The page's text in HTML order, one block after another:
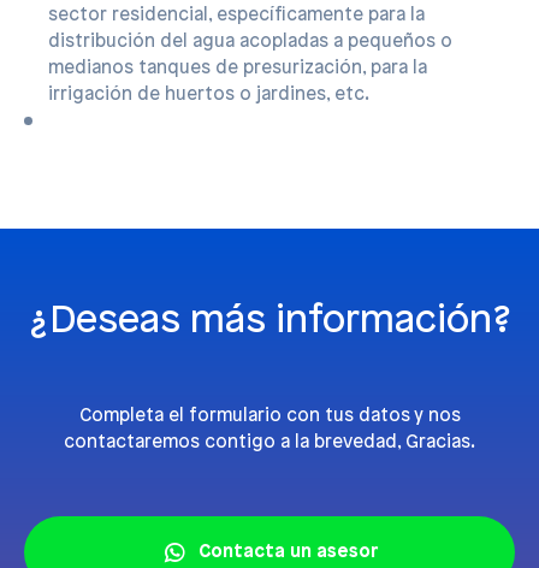
sector residencial, específicamente para la
distribución del agua acopladas a pequeños o
medianos tanques de presurización, para la
irrigación de huertos o jardines, etc.
¿Deseas más información?
Completa el formulario con tus datos y nos
contactaremos contigo a la brevedad, Gracias.
Contacta un asesor